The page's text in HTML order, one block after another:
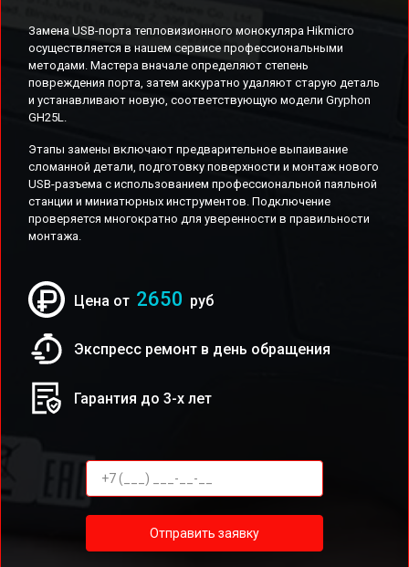
Замена USB-порта тепловизионного монокуляра Hikmicro
осуществляется в нашем сервисе профессиональными
методами. Мастера вначале определяют степень
повреждения порта, затем аккуратно удаляют старую деталь
и устанавливают новую, соответствующую модели Gryphon
GH25L.
Этапы замены включают предварительное выпаивание
сломанной детали, подготовку поверхности и монтаж нового
USB-разъема с использованием профессиональной паяльной
станции и миниатюрных инструментов. Подключение
проверяется многократно для уверенности в правильности
монтажа.
Цена от 2650 руб
Экспресс ремонт в день обращения
Гарантия до 3-х лет
Отправить заявку